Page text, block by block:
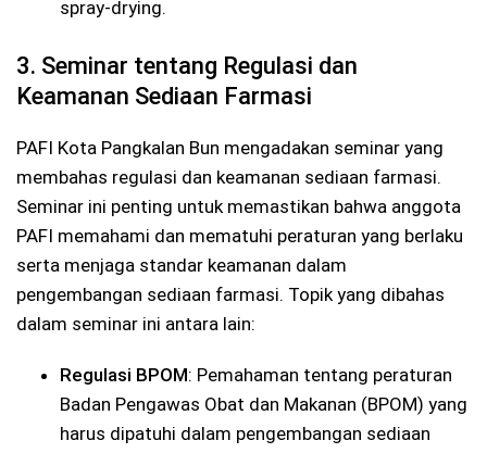
spray-drying.
3. Seminar tentang Regulasi dan
Keamanan Sediaan Farmasi
PAFI Kota Pangkalan Bun mengadakan seminar yang
membahas regulasi dan keamanan sediaan farmasi.
Seminar ini penting untuk memastikan bahwa anggota
PAFI memahami dan mematuhi peraturan yang berlaku
serta menjaga standar keamanan dalam
pengembangan sediaan farmasi. Topik yang dibahas
dalam seminar ini antara lain:
Regulasi BPOM: Pemahaman tentang peraturan
Badan Pengawas Obat dan Makanan (BPOM) yang
harus dipatuhi dalam pengembangan sediaan